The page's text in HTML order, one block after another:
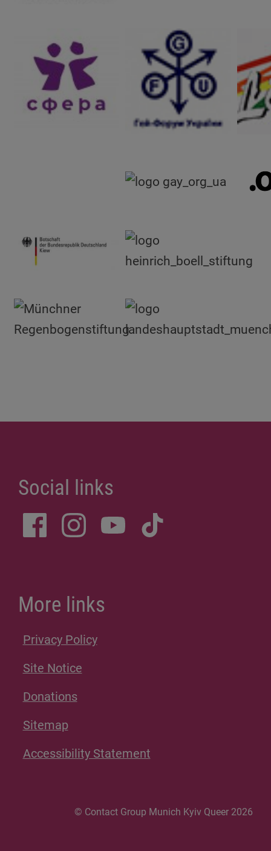
Social links
More links
Privacy Policy
Site Notice
Donations
Sitemap
Accessibility Statement
© Contact Group Munich Kyiv Queer 2026